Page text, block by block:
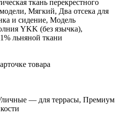
ткань перекрестного
Мягкий, Два отсека для
и сидение, Модель
YKK (без язычка),
льняной ткани
товара
— для террасы, Премиум